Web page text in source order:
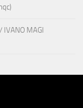
IVANO MAGI